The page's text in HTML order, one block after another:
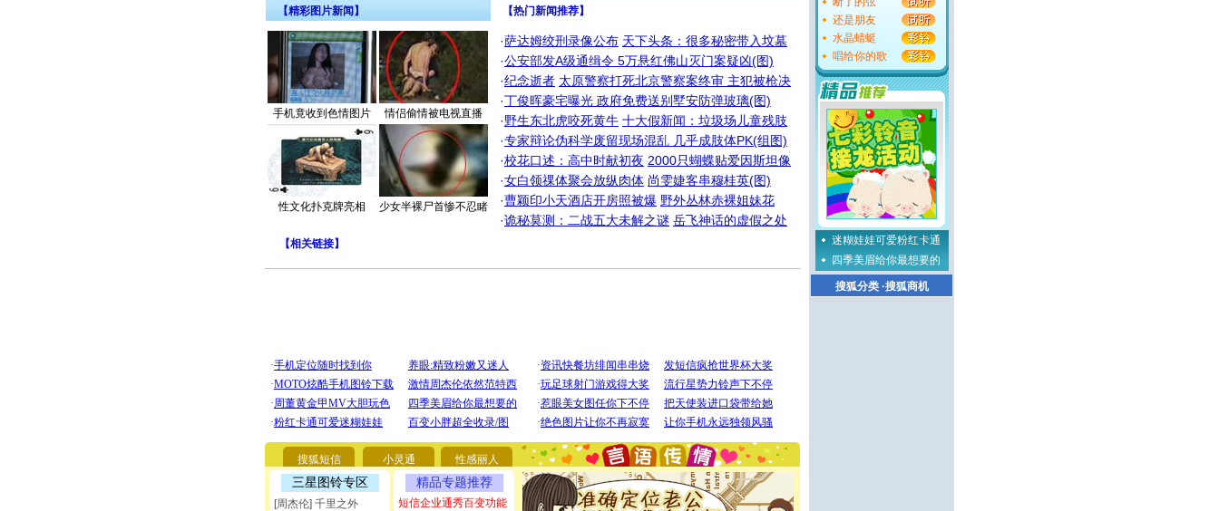
【精彩图片新闻】
手机竟收到色情图片 情侣偷情被电视直播
性文化扑克牌亮相 少女半裸尸首惨不忍睹
【热门新闻推荐】
·萨达姆绞刑录像公布 天下头条：很多秘密带入坟墓
·公安部发A级通缉令 5万悬红佛山灭门案疑凶(图)
·纪念逝者 太原警察打死北京警察案终审 主犯被枪决
·丁俊晖豪宅曝光 政府免费送别墅安防弹玻璃(图)
·野生东北虎咬死黄牛 十大假新闻：垃圾场儿童残肢
·专家辩论伪科学废留现场混乱 几乎成肢体PK(组图)
·校花口述：高中时献初夜 2000只蝴蝶贴爱因斯坦像
·女白领祼体聚会放纵肉体 尚雯婕客串穆桂英(图)
·曹颖印小天酒店开房照被爆 野外丛林赤裸姐妹花
·诡秘莫测：二战五大未解之谜 岳飞神话的虚假之处
【相关链接】
搜狐短信 小灵通 性感丽人
三星图铃专区
[周杰伦] 千里之外
精品专题推荐
短信企业通秀百变功能
[圣诞节]圣诞节到了，想想没什么送给你的，又不打算给
你太多，只有给你五千万：千万快乐！千万要健康！千万
要平安！千万要知足！千万不要忘记我！
[圣诞节]不只这样的日子才会想起你,而是这样的日子才
能正大光明地骚扰你,告诉你,圣诞要快乐!新年要快乐!天天
都要快乐噢!
还是朋友
水晶蜻蜓
唱给你的歌
迷糊娃娃可爱粉红卡通
四季美眉给你最想要的
搜狐分类·搜狐商机